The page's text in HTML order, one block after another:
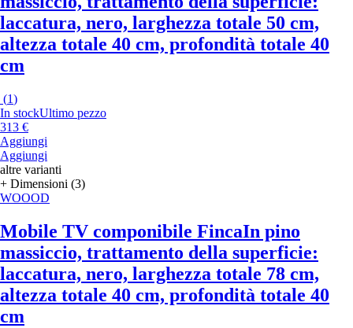
laccatura, nero, larghezza totale 50 cm,
altezza totale 40 cm, profondità totale 40
cm
(1)
In stockUltimo pezzo
313 €
Aggiungi
Aggiungi
altre varianti
+ Dimensioni (3)
WOOOD
Mobile TV componibile FincaIn pino
massiccio, trattamento della superficie:
laccatura, nero, larghezza totale 78 cm,
altezza totale 40 cm, profondità totale 40
cm